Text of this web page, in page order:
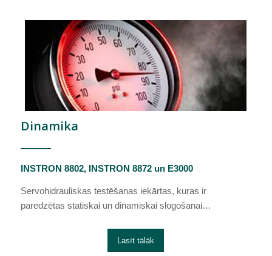
Dinamika
INSTRON 8802, INSTRON 8872 un E3000
Servohidrauliskas testēšanas iekārtas, kuras ir
paredzētas statiskai un dinamiskai slogošanai…
Lasīt tālāk